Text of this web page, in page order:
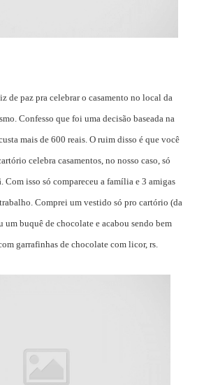
de paz pra celebrar o casamento no local da
Confesso que foi uma decisão baseada na
mais de 600 reais. O ruim disso é que você
celebra casamentos, no nosso caso, só
Com isso só compareceu a família e 3 amigas
Comprei um vestido só pro cartório (da
um buquê de chocolate e acabou sendo bem
garrafinhas de chocolate com licor, rs.